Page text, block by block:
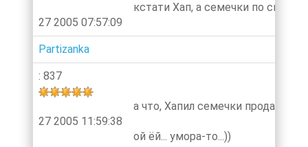
27 2005 07:57:09
кстати Хап, а семечки по скоко
Partizanka
: 837
27 2005 11:59:38
а что, Хапил семечки продает?)
ой ёй... умора-то...))